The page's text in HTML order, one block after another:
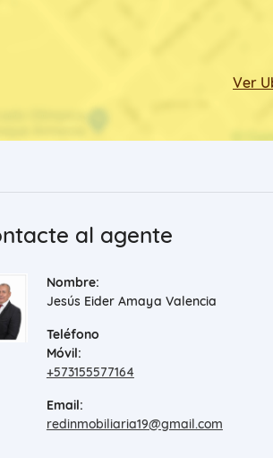
Ver
al agente
Nombre:
Jesús Eider Amaya Valencia
Teléfono
Móvil:
+573155577164
Email:
redinmobiliaria19@gmail.com